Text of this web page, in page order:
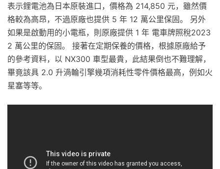
表示鋰電池為日本原裝進口，價格為 214,850 元，雖然價
格較為高昂，不過原廠也提供 5 年 12 萬公里保固。 另外
如果是啟動用的小電瓶，則原廠提供 1 年 電車牌照稅2023
2 萬公里的保固。 接著在定期保養的價格，根據原廠給予
的參考資料，以 NX300 車型最貴，此結果倒也不難理解，
畢竟該具 2.0 升渦輪引擎幾項消耗性零件價格最高，例如火
星塞等等。